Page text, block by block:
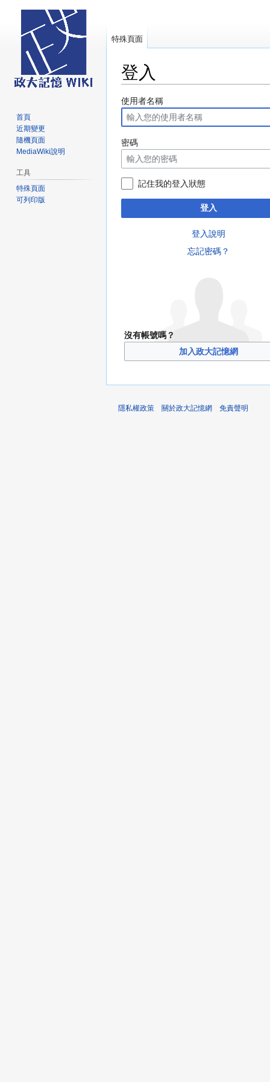
登入
跳
至
導
覽
跳
至
搜
尋
使用者名稱
密碼
記住我的登入狀態
登入
登入說明
忘記密碼？
沒有帳號嗎？
加入政大記憶網
特殊頁面
首頁
近期變更
隨機頁面
MediaWiki說明
工具
特殊頁面
可列印版
隱私權政策 關於政大記憶網 免責聲明